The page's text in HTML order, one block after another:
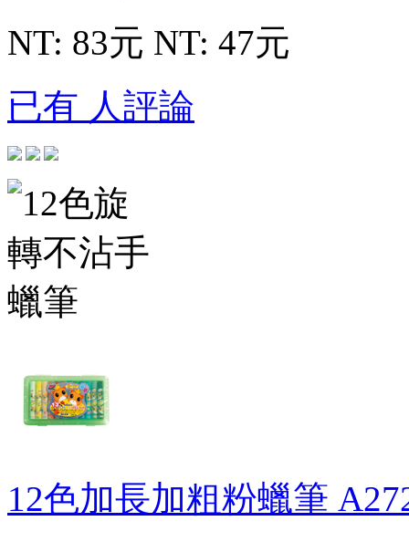
NT: 83元 NT: 47元
已有 人評論
12色加長加粗粉蠟筆